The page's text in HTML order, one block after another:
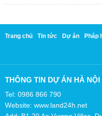
Trang chủ Tin tức Dự án Pháp
THÔNG TIN DỰ ÁN HÀ NỘI
Tel: 0986 866 790
Website: www.land24h.net